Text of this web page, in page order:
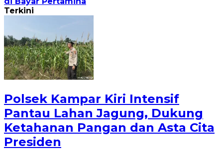
Terkini
Polsek Kampar Kiri Intensif
Pantau Lahan Jagung, Dukung
Ketahanan Pangan dan Asta Cita
Presiden